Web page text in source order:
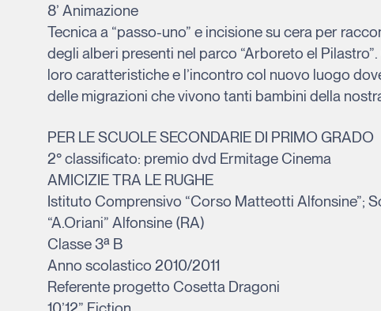
8’ Animazione
Tecnica a “passo-uno” e incisione su cera per
degli alberi presenti nel parco “Arboreto el
loro caratteristiche e l’incontro col nuovo luogo
delle migrazioni che vivono tanti bambini della
PER LE SCUOLE SECONDARIE DI PRIMO GRADO
2° classificato: premio dvd Ermitage Cinema
AMICIZIE TRA LE RUGHE
Istituto Comprensivo “Corso Matteotti Alfonsine”;
“A.Oriani” Alfonsine (RA)
Classe 3ª B
Anno scolastico 2010/2011
Referente progetto Cosetta Dragoni